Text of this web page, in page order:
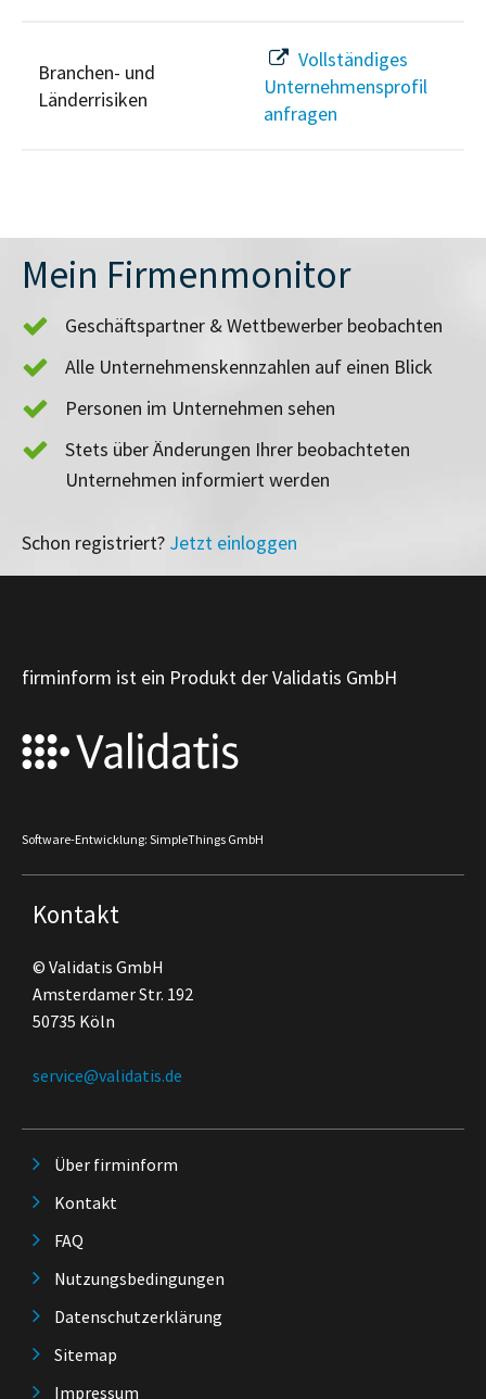
Branchen- und
Länderrisiken
Vollständiges
Unternehmensprofil
anfragen
Mein Firmenmonitor
Geschäftspartner & Wettbewerber beobachten
Alle Unternehmenskennzahlen auf einen Blick
Personen im Unternehmen sehen
Stets über Änderungen Ihrer beobachteten
Unternehmen informiert werden
Schon registriert? Jetzt einloggen
firminform ist ein Produkt der Validatis GmbH
Software-Entwicklung: SimpleThings GmbH
Kontakt
© Validatis GmbH
Amsterdamer Str. 192
50735 Köln
service@validatis.de
Über firminform
Kontakt
FAQ
Nutzungsbedingungen
Datenschutzerklärung
Sitemap
Impressum